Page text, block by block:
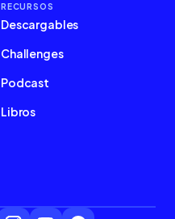
RECURSOS
Descargables
Challenges
Podcast
Libros